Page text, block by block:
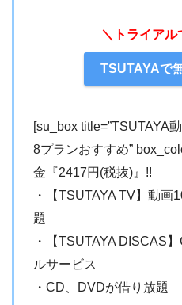
＼トライアル
TSUTAYAで
[su_box title=”TSUTAYA
8プランおすすめ”
金『2417円(税抜)』!!
・【TSUTAYA TV】動
題
・【TSUTAYA DISCAS
ルサービス
・CD、DVDが借り放題